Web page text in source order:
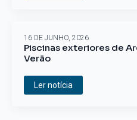
Piscinas exteriores de
Verão
16 DE JUNHO, 2026
Ler notícia